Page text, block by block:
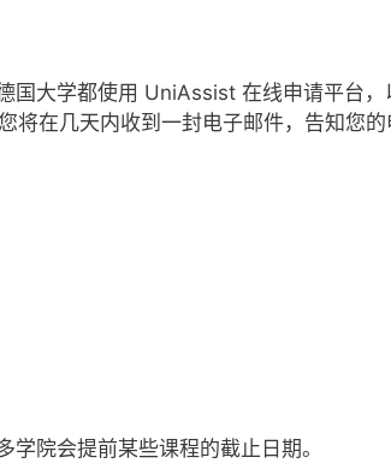
国大学都使用 UniAssist 在线申请平台，
在几天内收到一封电子邮件，告知您
院会提前某些课程的截止日期。